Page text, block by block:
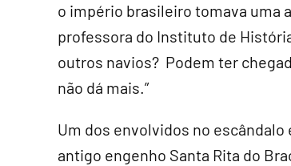
o império brasileiro tomava uma
professora do Instituto de
outros navios? Podem ter
não dá mais.”
Um dos envolvidos no
antigo engenho Santa Rita do